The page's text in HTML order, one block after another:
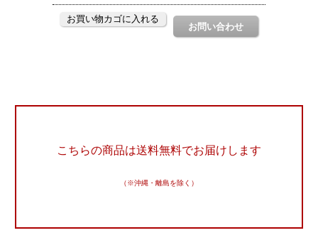
こちらの商品は送料無料でお届けします
（※沖縄・離島を除く）